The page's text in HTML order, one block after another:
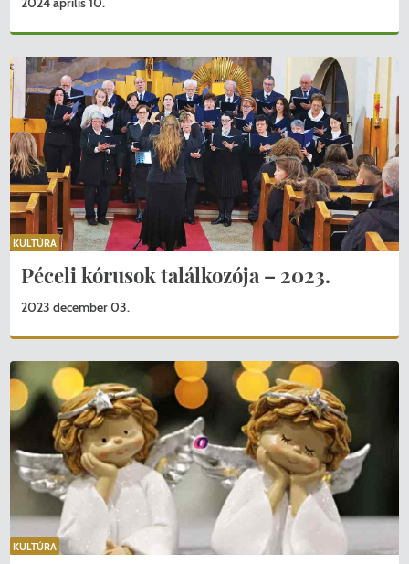
Péceli kórusok találkozója – 2023.
2023 december 03.
KULTÚRA
KULTÚRA